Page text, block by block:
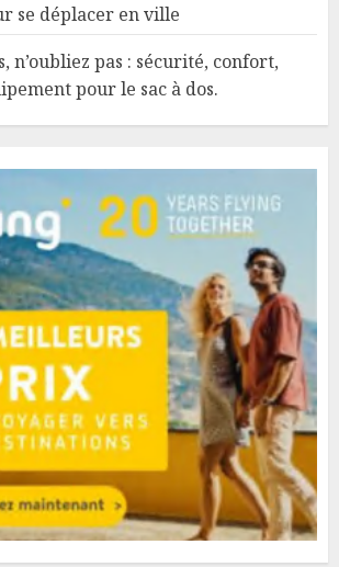
se déplacer en ville
n’oubliez pas : sécurité, confort,
pour le sac à dos.